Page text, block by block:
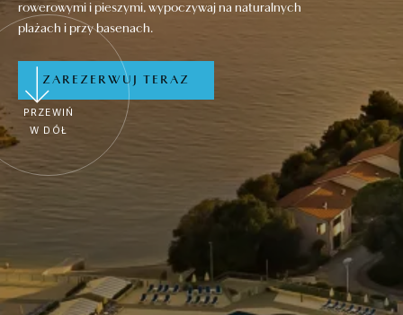
rowerowymi i pieszymi, wypoczywaj na naturalnych
plażach i przy basenach.
ZAREZERWUJ TERAZ
PRZEWIŃ
W DÓŁ